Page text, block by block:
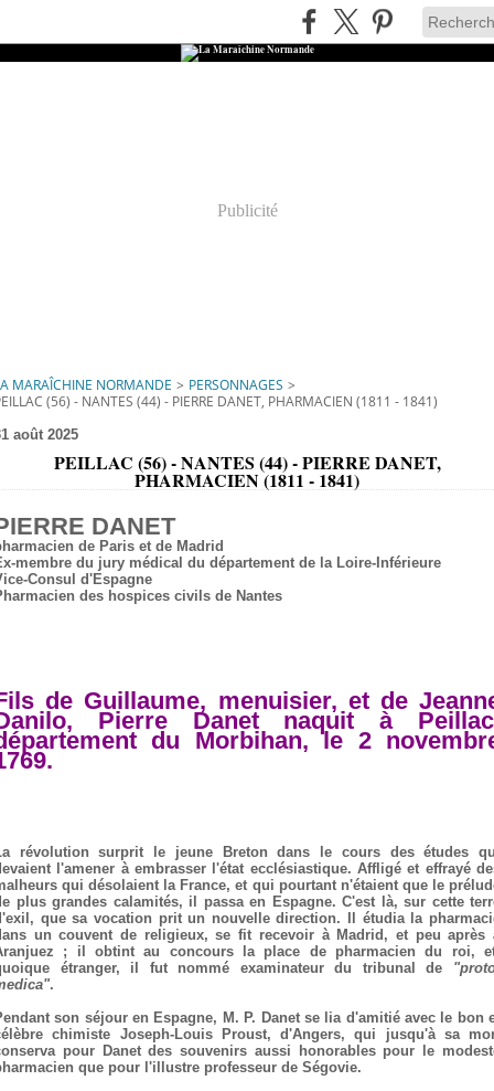
Publicité
MARAÎCHINE NORMANDE > PERSONNAGES >
(56) - NANTES (44) - PIERRE DANET, PHARMACIEN (1811 - 1841)
août 2025
PEILLAC (56) - NANTES (44) - PIERRE DANET,
PHARMACIEN (1811 - 1841)
DANET
de Paris et de Madrid
membre du jury médical du département de la Loire-Inférieure
Consul d'Espagne
des hospices civils de Nantes
de Guillaume, menuisier, et de
Pierre Danet naquit à
du Morbihan, le 2
révolution surprit le jeune Breton dans le cours des études
l'amener à embrasser l'état ecclésiastique. Affligé et effrayé
qui désolaient la France, et qui pourtant n'étaient que le
plus grandes calamités, il passa en Espagne. C'est là, sur cette
que sa vocation prit un nouvelle direction. Il étudia la
un couvent de religieux, se fit recevoir à Madrid, et peu après
; il obtint au concours la place de pharmacien du roi,
étranger, il fut nommé examinateur du tribunal de
.
son séjour en Espagne, M. P. Danet se lia d'amitié avec le bon
chimiste Joseph-Louis Proust, d'Angers, qui jusqu'à sa
pour Danet des souvenirs aussi honorables pour le
que pour l'illustre professeur de Ségovie.